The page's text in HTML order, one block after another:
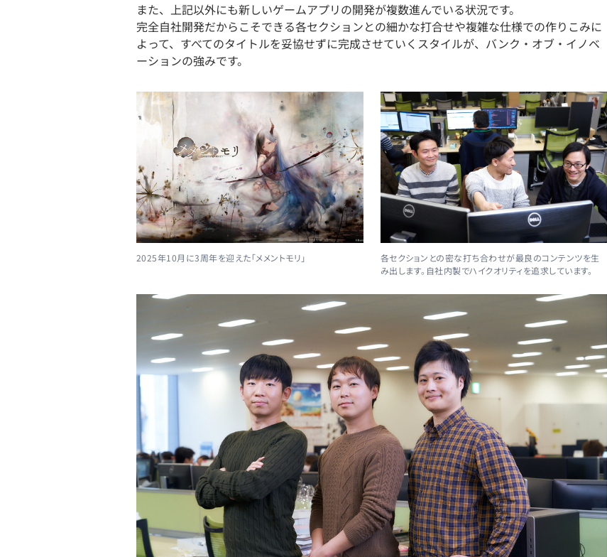
また、上記以外にも新しいゲームアプリの開発が複数進んでいる状況です。
完全自社開発だからこそできる各セクションとの細かな打合せや複雑な仕様での作りこみに
よって、すべてのタイトルを妥協せずに完成させていくスタイルが、バンク・オブ・イノベ
ーションの強みです。
2025年10月に3周年を迎えた「メメントモリ」
各セクションとの密な打ち合わせが最良のコンテンツを生
み出します。自社内製でハイクオリティを追求しています。